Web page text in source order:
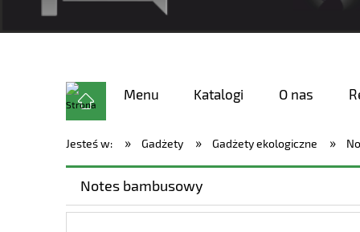
Menu Katalogi O nas
Jesteś w: » Gadżety » Gadżety ekologiczne »
Notes bambusowy